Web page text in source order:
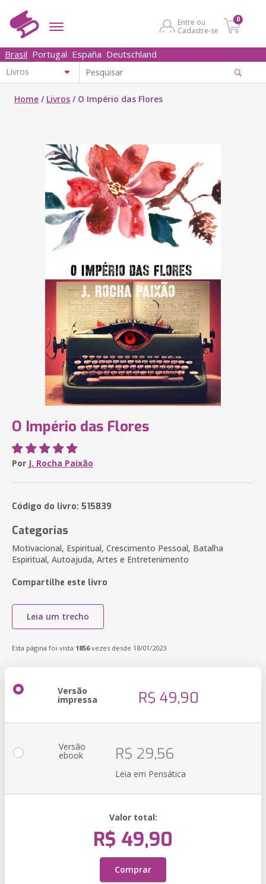
Entre ou
Cadastre-se
0
Brasil Portugal España Deutschland
Home / Livros / O Império das Flores
O Império das Flores
Por J. Rocha Paixão
Código do livro: 515839
Categorias
Motivacional, Espiritual, Crescimento Pessoal, Batalha
Espiritual, Autoajuda, Artes e Entretenimento
Compartilhe este livro
Leia um trecho
Esta página foi vista 1856vezes desde 18/01/2023
Versão
impressa R$ 49,90
Versão
ebook R$ 29,56
Leia em Pensática
Valor total:
R$ 49,90
Comprar